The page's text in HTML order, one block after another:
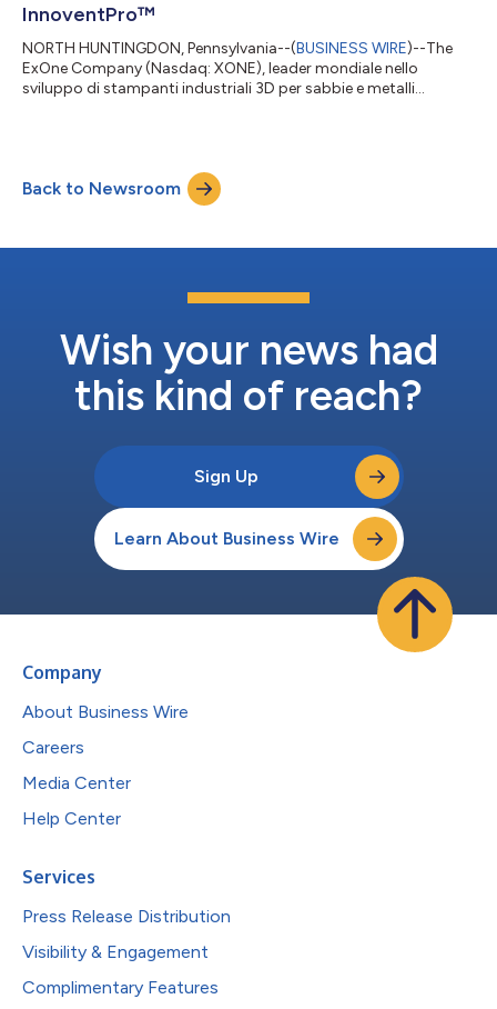
InnoventPro™
NORTH HUNTINGDON, Pennsylvania--(BUSINESS WIRE)--The
ExOne Company (Nasdaq: XONE), leader mondiale nello
sviluppo di stampanti industriali 3D per sabbie e metalli
stampante 3D per metalli InnoventPro 3L. La InnoventPro è il
modello entry level più avanzato al mondo per la stampa a
Back to Newsroom
Wish your news had
this kind of reach?
Sign Up
Learn About Business Wire
Company
About Business Wire
Careers
Media Center
Help Center
Services
Press Release Distribution
Visibility & Engagement
Complimentary Features